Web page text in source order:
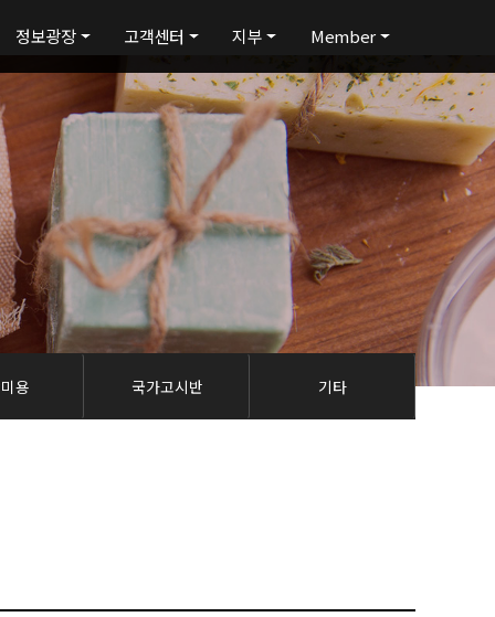
정보광장 고객센터 지부 Member
용 국가고시반 기타